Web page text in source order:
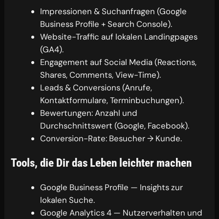
Impressionen & Suchanfragen (Google
Business Profile + Search Console).
Website-Traffic auf lokalen Landingpages
(GA4).
Engagement auf Social Media (Reactions,
Shares, Comments, View-Time).
Leads & Conversions (Anrufe,
Kontaktformulare, Terminbuchungen).
Bewertungen: Anzahl und
Durchschnittswert (Google, Facebook).
Conversion-Rate: Besucher → Kunde.
Tools, die Dir das Leben leichter machen
Google Business Profile — Insights zur
lokalen Suche.
Google Analytics 4 — Nutzerverhalten und